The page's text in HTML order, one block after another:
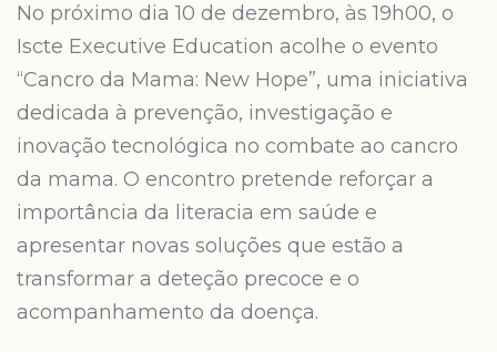
No próximo dia 10 de dezembro, às 19h00, o
Iscte Executive Education acolhe o evento
“Cancro da Mama: New Hope”, uma iniciativa
dedicada à prevenção, investigação e
inovação tecnológica no combate ao cancro
da mama. O encontro pretende reforçar a
importância da literacia em saúde e
apresentar novas soluções que estão a
transformar a deteção precoce e o
acompanhamento da doença.